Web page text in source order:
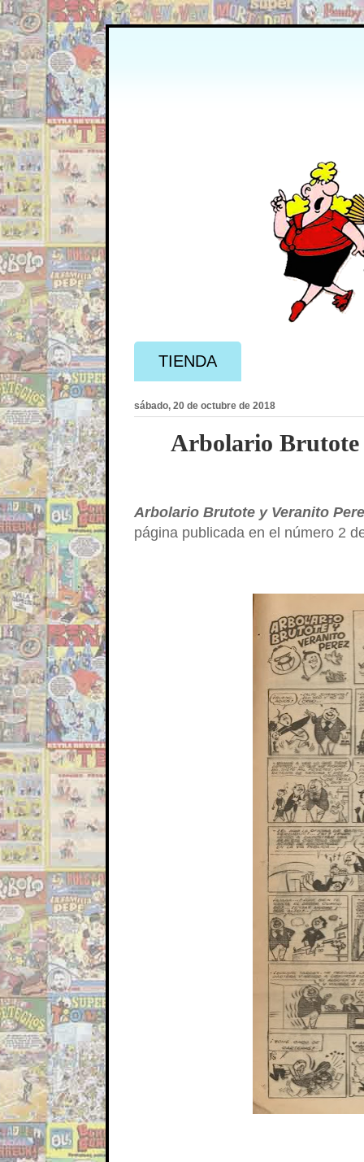
TIENDA
sábado, 20 de octubre de 2018
Arbolario Brutote
Arbolario Brutote y Veranito
página publicada en el número 2